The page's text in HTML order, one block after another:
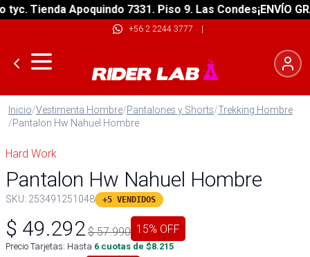
Tienda Apoquindo 7331. Piso 9. Las Condes¡ENVÍO
+56 2 2244 3777 |
Inicio/Vestimenta Hombre/Pantalones y Shorts/Trekking Hombre
/Pantalon Hw Nahuel Hombre
Hard Work
Pantalon Hw Nahuel Hombre
SKU: 253491251048 +5 VENDIDOS
$ 49.292 $57.990 15% OFF
Precio Tarjetas: Hasta 6 cuotas de $8.215